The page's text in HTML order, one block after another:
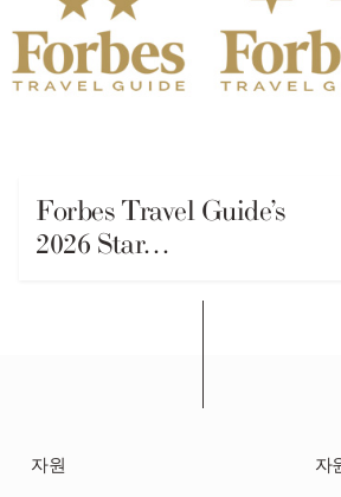
Forbes Travel Guide’s
2026 Star…
자원 자